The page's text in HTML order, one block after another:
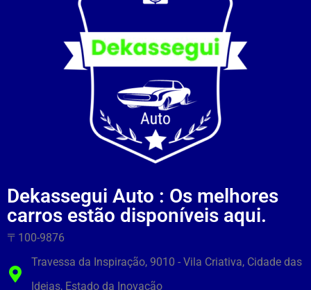
Dekassegui Auto : Os melhores
carros estão disponíveis aqui.
〒100-9876
Travessa da Inspiração, 9010 - Vila Criativa, Cidade das
Ideias, Estado da Inovação